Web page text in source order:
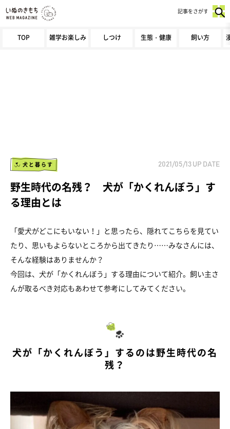
TOP 雑学お楽しみ しつけ 生態・健康 飼い方
記事をさがす
犬と暮らす 2021/05/13 UP DATE
野生時代の名残？ 犬が「かくれんぼう」す
る理由とは
「愛犬がどこにもいない！」と思ったら、隠れてこちらを見てい
たり、思いもよらないところから出てきたり……みなさんには、
そんな経験はありませんか？
今回は、犬が「かくれんぼう」する理由について紹介。飼い主さ
んが取るべき対応もあわせて参考にしてみてください。
犬が「かくれんぼう」するのは野生時代の名
残？